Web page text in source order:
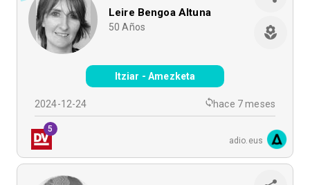
Leire Bengoa Altuna
50 Años
Itziar - Amezketa
2024-12-24 hace 7 meses
5
adio.eus